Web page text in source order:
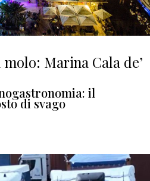
Marina Cala de’
il
di svago